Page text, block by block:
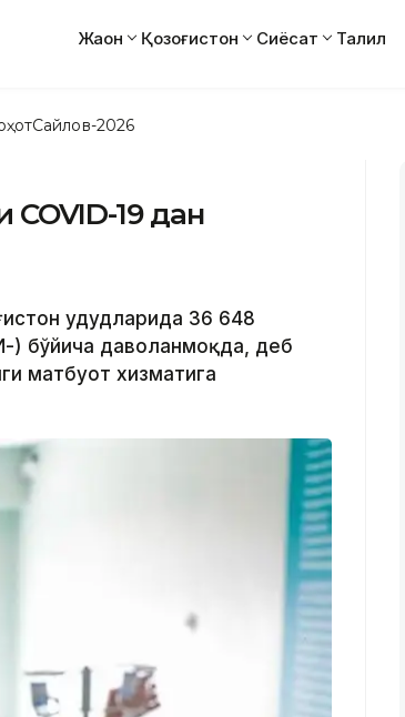
Жаҳон Қозоғистон Сиёсат Таҳлил
Сайлов-2026
COVID-19 дан
ҳудудларида 36 648
) бўйича даволанмоқда, деб
матбуот хизматига